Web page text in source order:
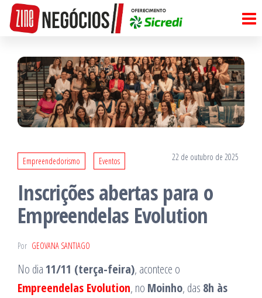
Pular
para
conteúdo
Empreendedorismo Eventos 22 de outubro de 2025
Inscrições abertas para o
Empreendelas Evolution
Por GEOVANA SANTIAGO
No dia11/11 (terça-feira), acontece o
Empreendelas Evolution, no Moinho, das 8h às